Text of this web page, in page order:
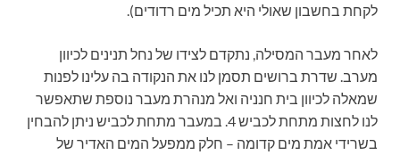
לקחת בחשבון שאולי היא תכיל מים רדודים).
לאחר מעבר המסילה, נתקדם לצידו של נחל תנינים לכיוון
מערב. שדרת ברושים תסמן לנו את הנקודה בה עלינו לפנות
שמאלה לכיוון בית חנניה ואל מנהרת מעבר נוספת שתאפשר
לנו לחצות מתחת לכביש 4. במעבר מתחת לכביש ניתן להבחין
בשרידי אמת מים קדומה – חלק ממפעל המים האדיר של